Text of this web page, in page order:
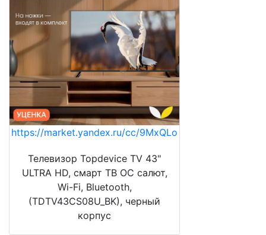
https://market.yandex.ru/cc/9MxQLo
Телевизор Topdevice TV 43"
ULTRA HD, смарт ТВ ОС салют,
Wi-Fi, Bluetooth,
(TDTV43CS08U_BK), черный
корпус